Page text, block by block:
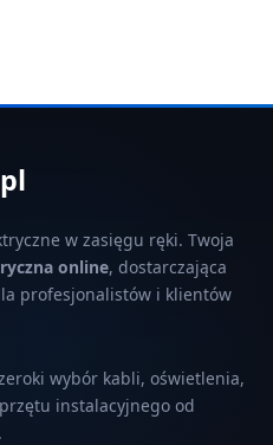
w zasięgu ręki. Twoja
online, dostarczająca
profesjonalistów i klientów
wybór kabli, oświetlenia,
instalacyjnego od